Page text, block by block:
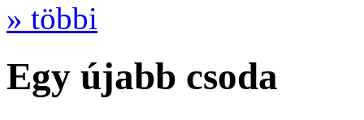
» többi
Egy újabb csoda